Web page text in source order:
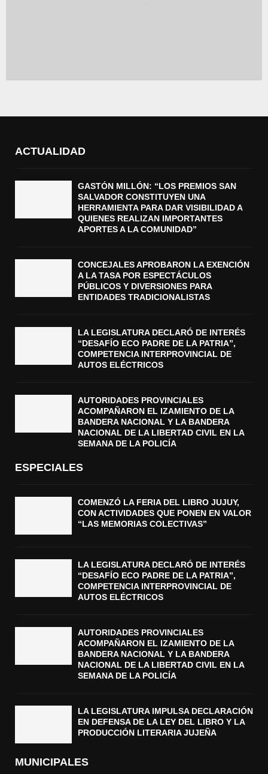
ACTUALIDAD
GASTÓN MILLÓN: “LOS PREMIOS SAN
SALVADOR CONSTITUYEN UNA
HERRAMIENTA PARA DAR VISIBILIDAD A
QUIENES REALIZAN IMPORTANTES
APORTES A LA COMUNIDAD”
CONCEJALES APROBARON LA EXENCIÓN
A LA TASA POR ESPECTÁCULOS
PÚBLICOS Y DIVERSIONES PARA
ENTIDADES TRADICIONALISTAS
LA LEGISLATURA DECLARÓ DE INTERÉS
“DESAFÍO ECO PADRE DE LA PATRIA”,
COMPETENCIA INTERPROVINCIAL DE
AUTOS ELÉCTRICOS
AUTORIDADES PROVINCIALES
ACOMPAÑARON EL IZAMIENTO DE LA
BANDERA NACIONAL Y LA BANDERA
NACIONAL DE LA LIBERTAD CIVIL EN LA
SEMANA DE LA POLICÍA
ESPECIALES
COMENZÓ LA FERIA DEL LIBRO JUJUY,
CON ACTIVIDADES QUE PONEN EN VALOR
“LAS MEMORIAS COLECTIVAS”
LA LEGISLATURA DECLARÓ DE INTERÉS
“DESAFÍO ECO PADRE DE LA PATRIA”,
COMPETENCIA INTERPROVINCIAL DE
AUTOS ELÉCTRICOS
AUTORIDADES PROVINCIALES
ACOMPAÑARON EL IZAMIENTO DE LA
BANDERA NACIONAL Y LA BANDERA
NACIONAL DE LA LIBERTAD CIVIL EN LA
SEMANA DE LA POLICÍA
LA LEGISLATURA IMPULSA DECLARACIÓN
EN DEFENSA DE LA LEY DEL LIBRO Y LA
PRODUCCIÓN LITERARIA JUJEÑA
MUNICIPALES